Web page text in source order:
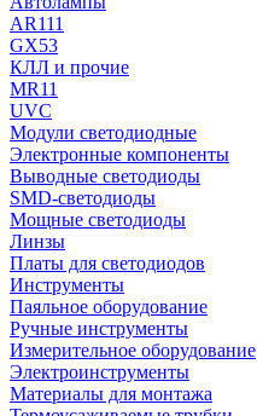
AR111
GX53
КЛЛ и прочие
MR11
UVC
Модули светодиодные
Электронные компоненты
Выводные светодиоды
SMD-светодиоды
Мощные светодиоды
Линзы
Платы для светодиодов
Инструменты
Паяльное оборудование
Ручные инструменты
Измерительное оборудование
Электроинструменты
Материалы для монтажа